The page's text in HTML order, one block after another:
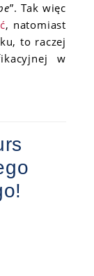
”. Tak więc
, natomiast
to raczej
w